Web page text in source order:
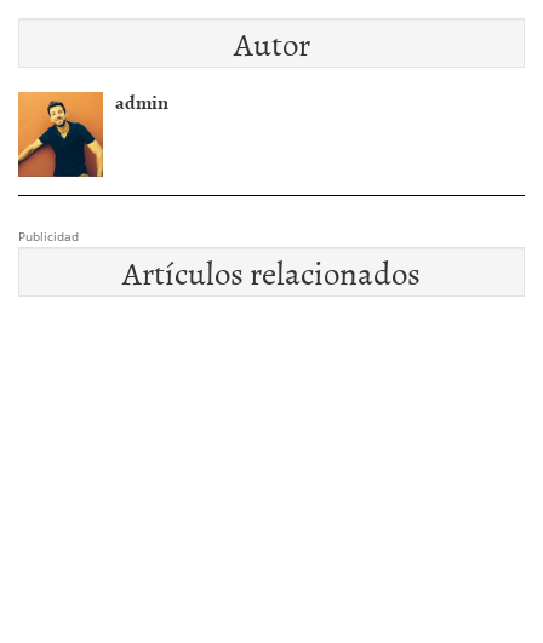
Autor
admin
Publicidad
Artículos relacionados